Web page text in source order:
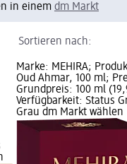
in einem dm Markt
Sortieren nach:
Marke: MEHIRA;
Oud Ahmar, 100 ml;
Grundpreis: 100 ml
Verfügbarkeit: Status
Grau dm Markt wählen